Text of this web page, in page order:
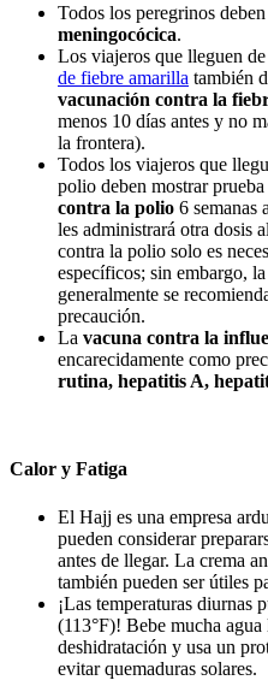
Todos los peregrinos
meningocócica.
Los viajeros que lleguen de
de fiebre amarilla también
vacunación contra la
menos 10 días antes y no
la frontera).
Todos los viajeros que
polio deben mostrar
contra la polio 6 semanas
les administrará otra dosis
contra la polio solo es
específicos; sin embargo,
generalmente se
precaución.
La vacuna contra la
encarecidamente como
rutina, hepatitis A,
Calor y Fatiga
El Hajj es una empresa
pueden considerar
antes de llegar. La crema
también pueden ser útiles
¡Las temperaturas diurnas
(113°F)! Bebe mucha
deshidratación y usa un
evitar quemaduras solares.